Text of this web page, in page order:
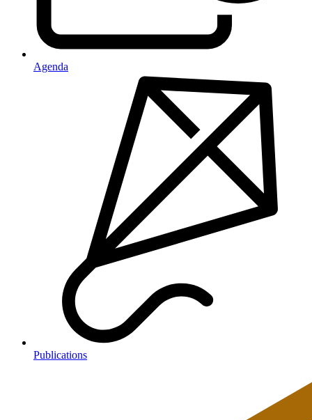
Agenda
Publications